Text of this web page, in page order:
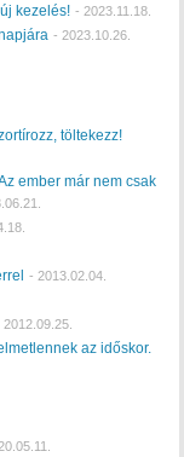
kezelés! - 2023.11.18.
- 2023.10.26.
töltekezz!
ember már nem csak
- 2013.02.04.
2012.09.25.
az időskor.